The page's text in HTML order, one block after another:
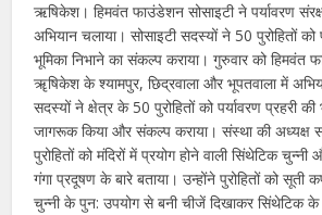
ऋषिकेश। हिमवंत फाउंडेशन सोसाइटी ने पर्यावरण
अभियान चलाया। सोसाइटी सदस्यों ने 50 पुरोहितों को
भूमिका निभाने का संकल्प कराया। गुरुवार को हिमवंत
ॠषिकेश के श्यामपुर, छिद्रवाला और भूपतवाला में
सदस्यों ने क्षेत्र के 50 पुरोहितों को पर्यावरण प्रहरी
जागरूक किया और संकल्प कराया। संस्था की अध्यक्ष
पुरोहितों को मंदिरों में प्रयोग होने वाली सिंथेटिक
गंगा प्रदूषण के बारे बताया। उन्होंने पुरोहितों को
चुन्नी के पुन: उपयोग से बनी चीजें दिखाकर सिंथेटिक के